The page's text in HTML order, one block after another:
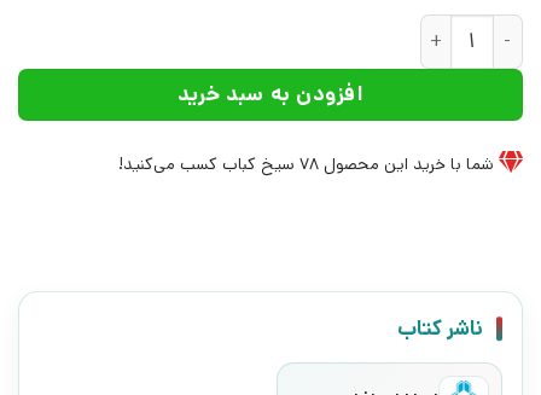
کتاب ارواح ماه مهر | انتشارات افراز عدد
افزودن به سبد خرید
شما با خرید این محصول 78 سیخ کباب کسب می‌کنید!
ناشر کتاب